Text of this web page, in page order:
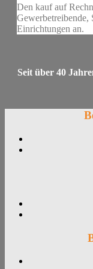
Den kauf auf
Gewerbetreibende,
Einrichtungen an.
Seit über 40